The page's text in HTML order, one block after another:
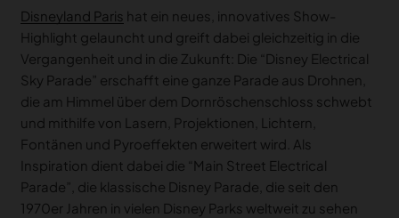
Disneyland Paris hat ein neues, innovatives Show-
Highlight gelauncht und greift dabei gleichzeitig in die
Vergangenheit und in die Zukunft: Die “Disney Electrical
Sky Parade” erschafft eine ganze Parade aus Drohnen,
die am Himmel über dem Dornröschenschloss schwebt
und mithilfe von Lasern, Projektionen, Lichtern,
Fontänen und Pyroeffekten erweitert wird. Als
Inspiration dient dabei die “Main Street Electrical
Parade”, die klassische Disney Parade, die seit den
1970er Jahren in vielen Disney Parks weltweit zu sehen